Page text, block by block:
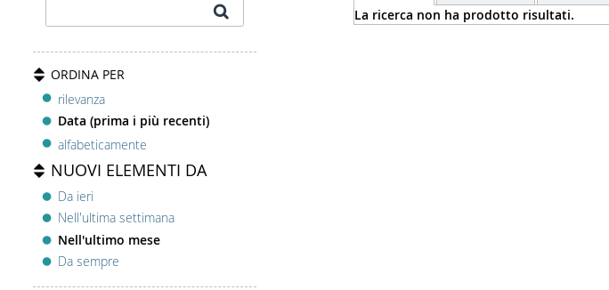
ORDINA PER
rilevanza
Data (prima i più recenti)
alfabeticamente
NUOVI ELEMENTI DA
Da ieri
Nell'ultima settimana
Nell'ultimo mese
Da sempre
La ricerca non ha prodotto risultati.